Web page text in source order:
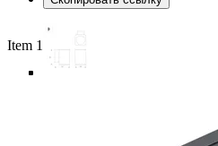
Item 1 of 5